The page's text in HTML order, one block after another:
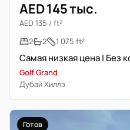
AED 145 тыс.
AED 135 / ft²
2
2 1 075 ft²
Golf Grand
Дубай Хиллз
Готов